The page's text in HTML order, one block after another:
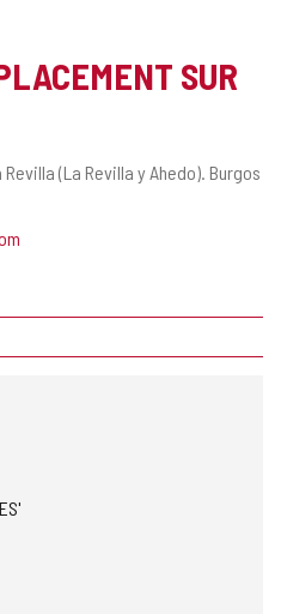
SUR
Revilla (La Revilla y Ahedo). Burgos